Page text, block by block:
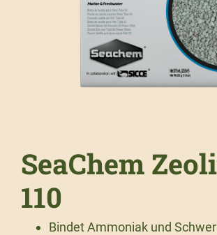
SeaChem
110
Bindet Ammoniak und